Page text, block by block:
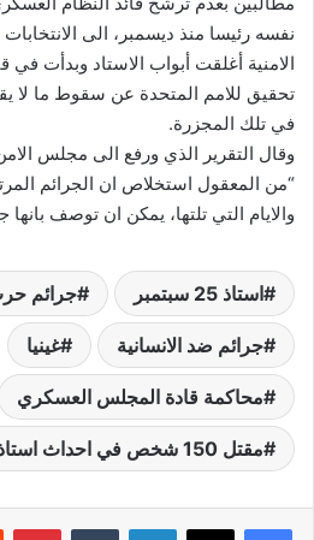
نفسه رئيسا منذ ديسمبر، الى
الامنية أغلقت أبواب الاستاد وبدأت في
في تلك المجزرة.
وقال التقرير الذي ورفع الى مجلس
والايام التي تلتها، يمكن ان توصف بانها
استاذ 25 سبتمبر جرائم
جرائم ضد الانسانية غينيا
محاكمة قادة المجلس العسكري
مقتل 150 شخص في احداث استاذ 28 سبتمبر
لينكدإن